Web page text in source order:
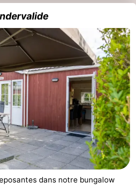
dans notre bungalow